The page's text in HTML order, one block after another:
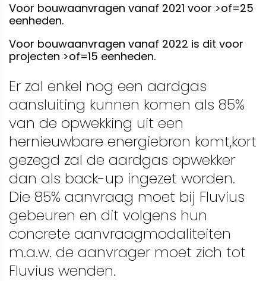
Voor bouwaanvragen vanaf 2021 voor >of=25
eenheden.
Voor bouwaanvragen vanaf 2022 is dit voor
projecten >of=15 eenheden.
Er zal enkel nog een aardgas
aansluiting kunnen komen als 85%
van de opwekking uit een
hernieuwbare energiebron komt,kort
gezegd zal de aardgas opwekker
dan als back-up ingezet worden.
Die 85% aanvraag moet bij Fluvius
gebeuren en dit volgens hun
concrete aanvraagmodaliteiten
m.a.w. de aanvrager moet zich tot
Fluvius wenden.